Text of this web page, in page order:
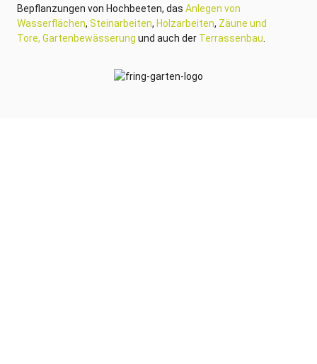
Bepflanzungen von Hochbeeten, das Anlegen von
Wasserflächen, Steinarbeiten, Holzarbeiten, Zäune und
Tore, Gartenbewässerung und auch der Terrassenbau